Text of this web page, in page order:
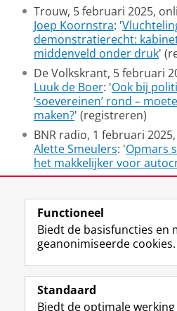
Trouw, 5 februari 2025,
Joep Koornstra: '
demonstratierecht:
middenveld onder druk'
De Volkskrant, 5 februari
Luuk de Boer: 'Ook bij
‘soevereinen’ rond –
maken?' (registreren)
BNR radio, 1 februari
Alette Smeulers: 'Opmars
het makkelijker voor
Laatst gewijzigd: 26 maart
Volg de RUG
F
a
Functioneel
Biedt de basisfuncties en
geanonimiseerde cookies.
Standaard
Biedt de optimale